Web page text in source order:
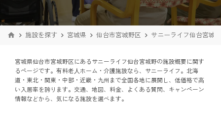
施設を探す 宮城県 仙台市宮城野区 サニーライフ仙台宮城
宮城県仙台市宮城野区にあるサニーライフ仙台宮城野の施設概要に関す
るページです。有料老⼈ホーム・介護施設なら、サニーライフ。北海
道・東北・関東・中部・近畿・九州まで全国各地に展開し、低価格で⾼
い入居率を誇ります。交通、地図、料金、よくある質問、キャンペーン
情報などから、気になる施設を選べます。